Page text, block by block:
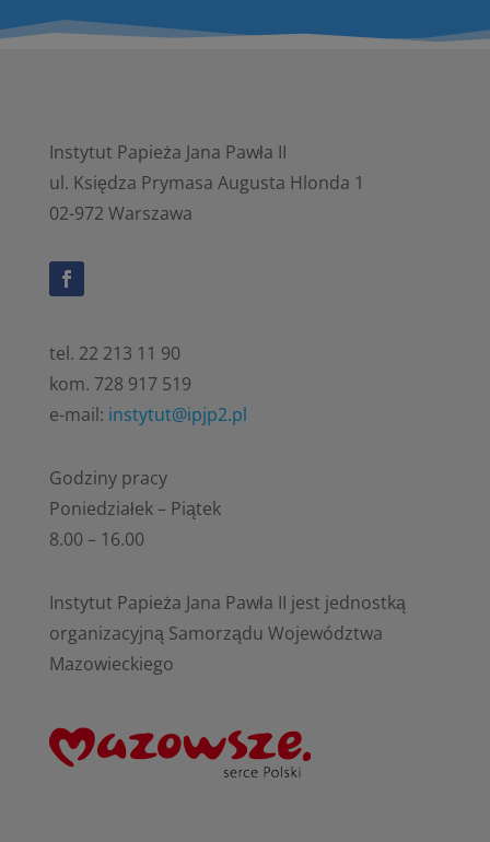
Instytut Papieża Jana Pawła II
ul. Księdza Prymasa Augusta Hlonda 1
02-972 Warszawa
tel. 22 213 11 90
kom. 728 917 519
e-mail: instytut@ipjp2.pl
Godziny pracy
Poniedziałek – Piątek
8.00 – 16.00
Instytut Papieża Jana Pawła II jest jednostką
organizacyjną Samorządu Województwa
Mazowieckiego